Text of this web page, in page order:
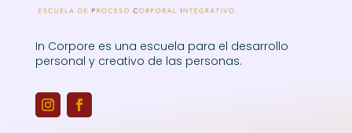
In Corpore es una escuela para el desarrollo
personal y creativo de las personas.